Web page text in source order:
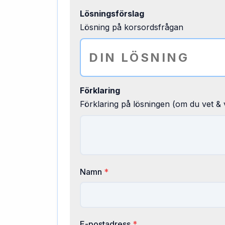
Lösningsförslag
Lösning på korsordsfrågan
Förklaring
Förklaring på lösningen (om du vet &
Namn *